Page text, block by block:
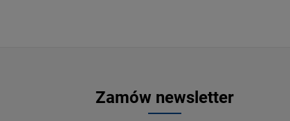
Zamów newsletter